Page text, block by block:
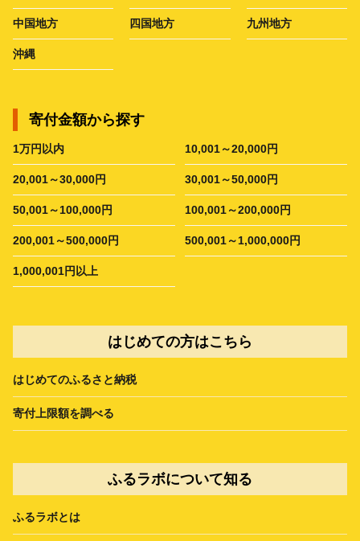
中国地方 四国地方 九州地方
沖縄
寄付金額から探す
1万円以内 10,001～20,000円
20,001～30,000円 30,001～50,000円
50,001～100,000円 100,001～200,000円
200,001～500,000円 500,001～1,000,000円
1,000,001円以上
はじめての方はこちら
はじめてのふるさと納税
寄付上限額を調べる
ふるラボについて知る
ふるラボとは